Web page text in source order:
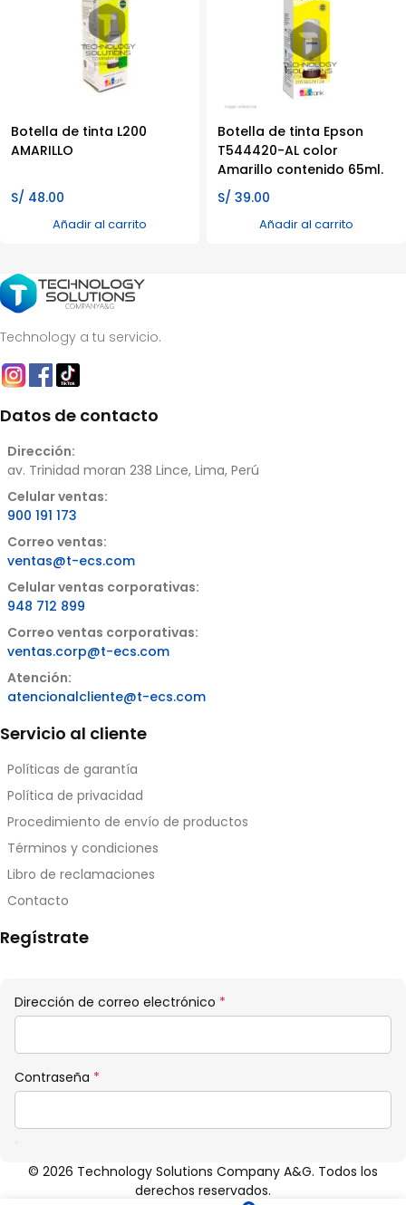
Botella de tinta L200
AMARILLO
S/ 48.00
Añadir al carrito
Botella de tinta Epson
T544420-AL color
Amarillo contenido 65ml.
S/ 39.00
Añadir al carrito
Technology a tu servicio.
Datos de contacto
Dirección:
av. Trinidad moran 238 Lince, Lima, Perú
Celular ventas:
900 191 173
Correo ventas:
ventas@t-ecs.com
Celular ventas corporativas:
948 712 899
Correo ventas corporativas:
ventas.corp@t-ecs.com
Atención:
atencionalcliente@t-ecs.com
Servicio al cliente
Políticas de garantía
Política de privacidad
Procedimiento de envío de productos
Términos y condiciones
Libro de reclamaciones
Contacto
Regístrate
Dirección de correo electrónico *
Contraseña *
© 2026 Technology Solutions Company A&G. Todos los
derechos reservados.